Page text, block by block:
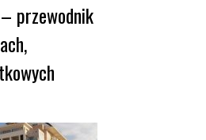
przewodnik